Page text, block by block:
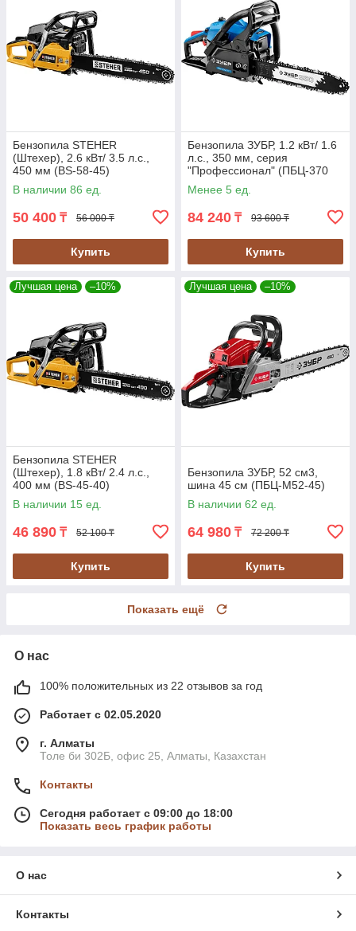
Бензопила STEHER
(Штехер), 2.6 кВт/ 3.5 л.с.,
450 мм (BS-58-45)
В наличии 86 ед.
50 400 ₸ 56 000 ₸
Купить
Бензопила ЗУБР, 1.2 кВт/ 1.6
л.с., 350 мм, серия
"Профессионал" (ПБЦ-370
35П)
Менее 5 ед.
84 240 ₸ 93 600 ₸
Купить
Лучшая цена –10%
Бензопила STEHER
(Штехер), 1.8 кВт/ 2.4 л.с.,
400 мм (BS-45-40)
В наличии 15 ед.
46 890 ₸ 52 100 ₸
Купить
Лучшая цена –10%
Бензопила ЗУБР, 52 см3,
шина 45 см (ПБЦ-М52-45)
В наличии 62 ед.
64 980 ₸ 72 200 ₸
Купить
Показать ещё
О нас
100% положительных из 22 отзывов за год
Работает с 02.05.2020
г. Алматы
Толе би 302Б, офис 25, Алматы, Казахстан
Контакты
Сегодня работает с 09:00 до 18:00
Показать весь график работы
О нас
Контакты